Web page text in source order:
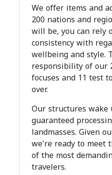
We offer items and
200 nations and
will be, you can rely
consistency with
wellbeing and style.
responsibility of our
focuses and 11 test
over.
Our structures wake
guaranteed
landmasses. Given
we're ready to meet
of the most
travelers.